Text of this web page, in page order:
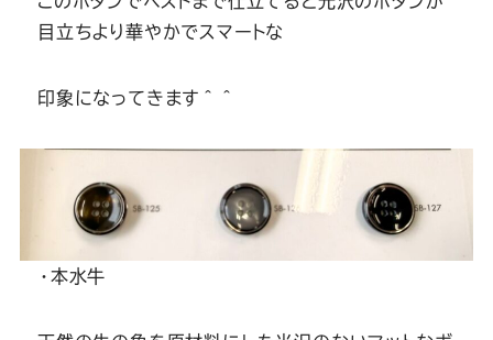
目立ちより華やかでスマートな
印象になってきます＾＾
・本水牛